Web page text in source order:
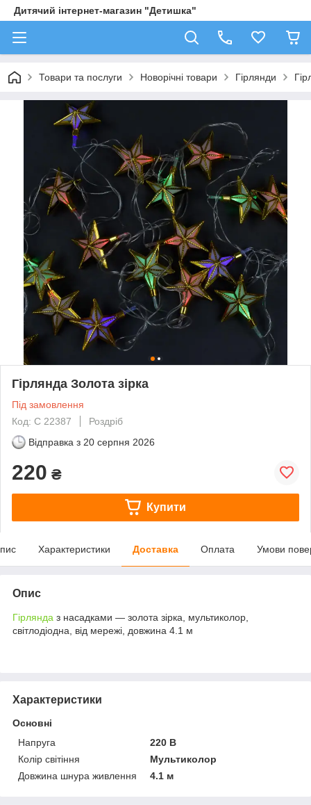
Дитячий інтернет-магазин "Детишка"
Товари та послуги Новорічні товари Гірлянди
Гірлянда Золота зірка
Під замовлення
Код: С 22387
Роздріб
Відправка з 20 серпня 2026
220 ₴
Купити
Характеристики Доставка Оплата Умови
Опис
Гірлянда з насадками — золота зірка, мультиколор,
світлодіодна, від мережі, довжина 4.1 м
Характеристики
Основні
Напруга
220 В
Колір світіння
Мультиколор
Довжина шнура живлення
4.1 м